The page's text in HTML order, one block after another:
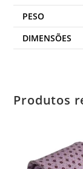
PESO
DIMENSÕES
Produtos